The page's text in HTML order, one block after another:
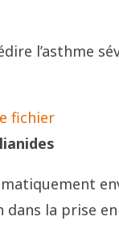
l’asthme
fichier
la prise en